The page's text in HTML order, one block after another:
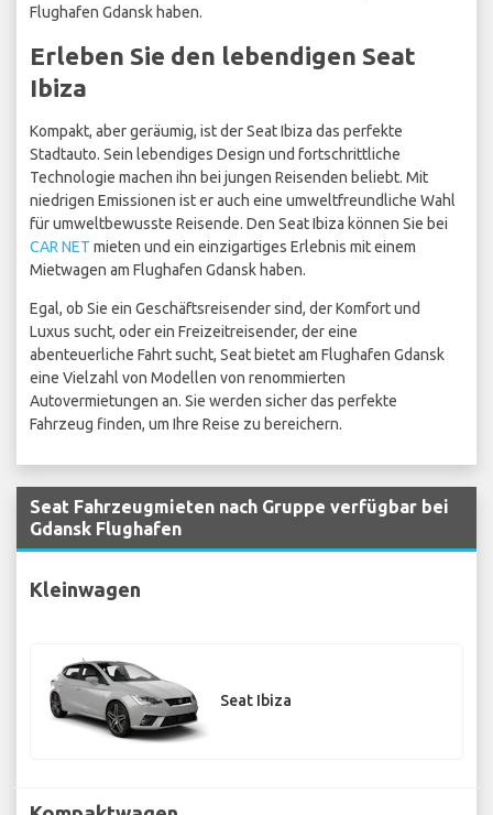
Flughafen Gdansk haben.
Erleben Sie den lebendigen Seat
Ibiza
Kompakt, aber geräumig, ist der Seat Ibiza das perfekte
Stadtauto. Sein lebendiges Design und fortschrittliche
Technologie machen ihn bei jungen Reisenden beliebt. Mit
niedrigen Emissionen ist er auch eine umweltfreundliche Wahl
für umweltbewusste Reisende. Den Seat Ibiza können Sie bei
CAR NET mieten und ein einzigartiges Erlebnis mit einem
Mietwagen am Flughafen Gdansk haben.
Egal, ob Sie ein Geschäftsreisender sind, der Komfort und
Luxus sucht, oder ein Freizeitreisender, der eine
abenteuerliche Fahrt sucht, Seat bietet am Flughafen Gdansk
eine Vielzahl von Modellen von renommierten
Autovermietungen an. Sie werden sicher das perfekte
Fahrzeug finden, um Ihre Reise zu bereichern.
Seat Fahrzeugmieten nach Gruppe verfügbar bei
Gdansk Flughafen
Kleinwagen
Seat Ibiza